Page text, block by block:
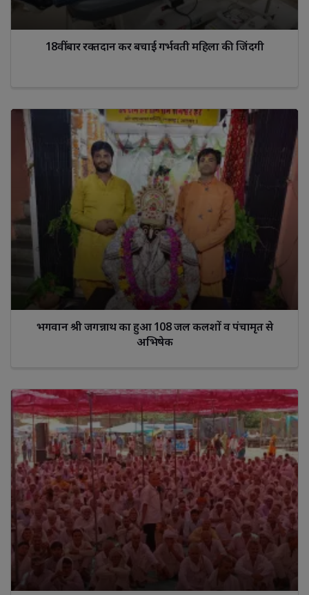
18वीं बार रक्तदान कर बचाई गर्भवती महिला की जिंदगी
भगवान श्री जगन्नाथ का हुआ 108 जल कलशों व पंचामृत से
अभिषेक